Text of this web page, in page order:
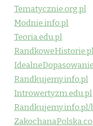
Tematycznie.org.pl
Modnie.info.pl
Teoria.edu.pl
Randkujemy.info.pl
Introwertyzm.edu.pl
Randkujemy.info.pl/